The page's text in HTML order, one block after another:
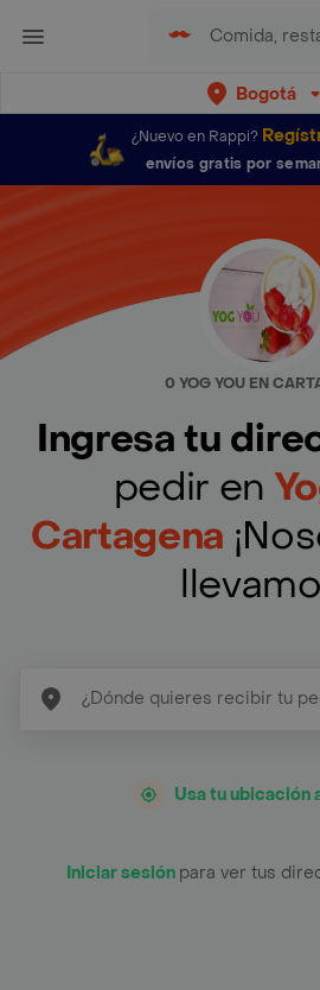
Bogotá
¿Nuevo en Rappi?
envíos gratis por
0 YOG YOU EN
Ingresa tu
pedir en
Cartagena
Usa tu ubicación
Iniciar sesión para ver tus